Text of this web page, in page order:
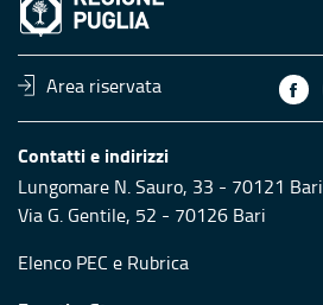
Area riservata
Contatti e indirizzi
Lungomare N. Sauro, 33 - 70121 Bari
Via G. Gentile, 52 - 70126 Bari
Elenco PEC e Rubrica